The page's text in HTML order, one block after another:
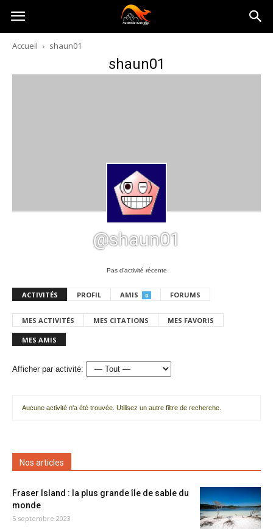
Australia-
australie.com
Accueil shaun01
shaun01
@shaun01
Pas d’activité récente
ACTIVITÉS PROFIL AMIS 0 FORUMS
MES ACTIVITÉS MES CITATIONS MES FAVORIS
MES AMIS
Afficher par activité:
Aucune activité n'a été trouvée. Utilisez un autre filtre de recherche.
Nos articles
Fraser Island : la plus grande île de sable du
monde
5 septembre 2023